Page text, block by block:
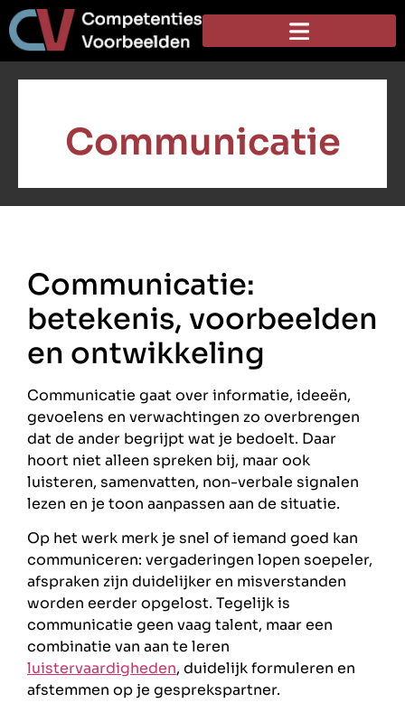
Communicatie
Communicatie:
betekenis, voorbeelden
en ontwikkeling
Communicatie gaat over informatie, ideeën,
gevoelens en verwachtingen zo overbrengen
dat de ander begrijpt wat je bedoelt. Daar
hoort niet alleen spreken bij, maar ook
luisteren, samenvatten, non-verbale signalen
lezen en je toon aanpassen aan de situatie.
Op het werk merk je snel of iemand goed kan
communiceren: vergaderingen lopen soepeler,
afspraken zijn duidelijker en misverstanden
worden eerder opgelost. Tegelijk is
communicatie geen vaag talent, maar een
combinatie van aan te leren
luistervaardigheden, duidelijk formuleren en
afstemmen op je gesprekspartner.